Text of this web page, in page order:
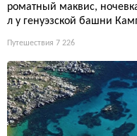
роматный маквис,
л у генуэзской башни
Путешествия 7 226